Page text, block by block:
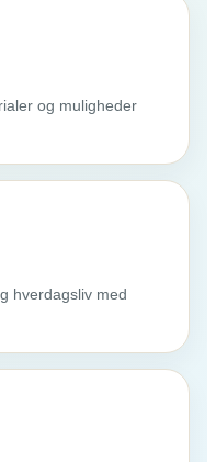
og muligheder
hverdagsliv med